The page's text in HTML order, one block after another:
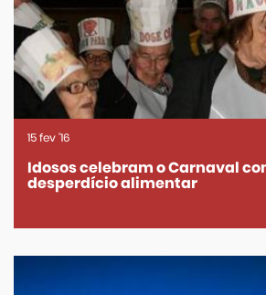
Idosos celebram o Carnaval
desperdício alimentar
15fev'16